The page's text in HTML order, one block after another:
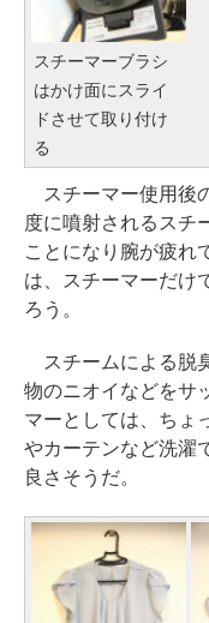
スチーマーブラシ
はかけ面にスライ
ドさせて取り付け
る
スチーマー使用後
度に噴射されるスチ
ことになり腕が疲れ
は、スチーマーだけ
ろう。
スチームによる脱
物のニオイなどをサ
マーとしては、ちょ
やカーテンなど洗濯
良さそうだ。